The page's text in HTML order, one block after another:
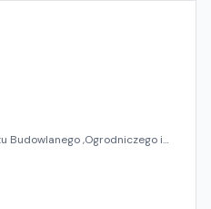
Budowlanego ,Ogrodniczego i